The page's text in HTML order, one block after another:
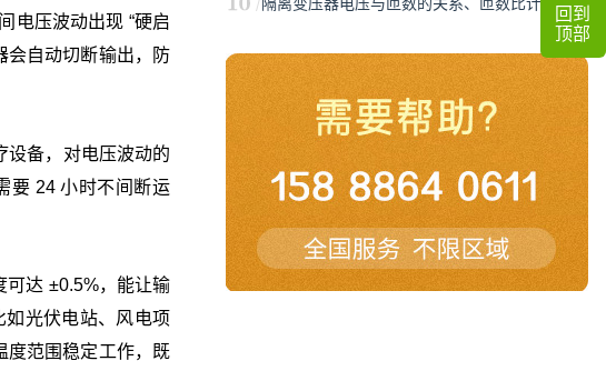
电压波动出现 “硬启
会自动切断输出，防
设备，对电压波动的
要 24 小时不间断运
达 ±0.5%，能让输
光伏电站、风电项
度范围稳定工作，既
回到
顶部